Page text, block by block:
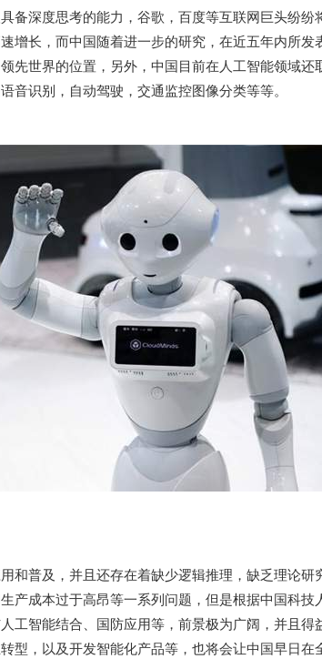
备深度思考的能力，谷歌，百度等互联网巨头纷纷
增长，而中国随着进一步的研究，在近五年内所发
先世界的位置，另外，中国目前在人工智能领域还
音识别，自动驾驶，交通监控图像分类等等。
和普及，并且还存在着缺少逻辑推理，缺乏理论研
产成本过于高昂等一系列问题，但是根据中国科技
工智能结合、国防应用等，前景极为广阔，并且得
型，以及开发智能化产品等，也将会让中国早日在